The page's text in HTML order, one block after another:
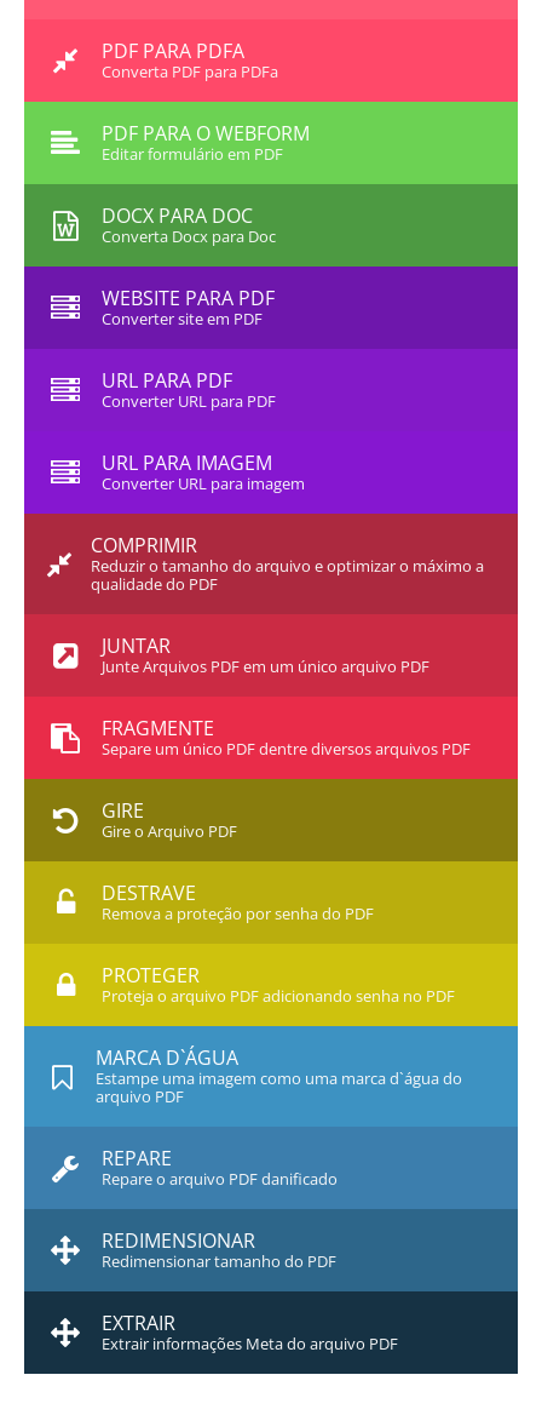
PDF PARA PDFA
Converta PDF para PDFa
PDF PARA O WEBFORM
Editar formulário em PDF
DOCX PARA DOC
Converta Docx para Doc
WEBSITE PARA PDF
Converter site em PDF
URL PARA PDF
Converter URL para PDF
URL PARA IMAGEM
Converter URL para imagem
COMPRIMIR
Reduzir o tamanho do arquivo e optimizar o máximo a
qualidade do PDF
JUNTAR
Junte Arquivos PDF em um único arquivo PDF
FRAGMENTE
Separe um único PDF dentre diversos arquivos PDF
GIRE
Gire o Arquivo PDF
DESTRAVE
Remova a proteção por senha do PDF
PROTEGER
Proteja o arquivo PDF adicionando senha no PDF
MARCA D`ÁGUA
Estampe uma imagem como uma marca d`água do
arquivo PDF
REPARE
Repare o arquivo PDF danificado
REDIMENSIONAR
Redimensionar tamanho do PDF
EXTRAIR
Extrair informações Meta do arquivo PDF